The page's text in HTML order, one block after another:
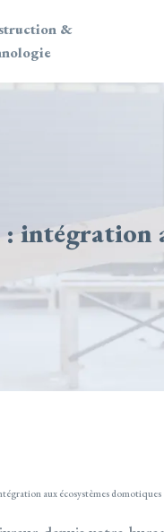
&
: intégration
aux écosystèmes domotiques